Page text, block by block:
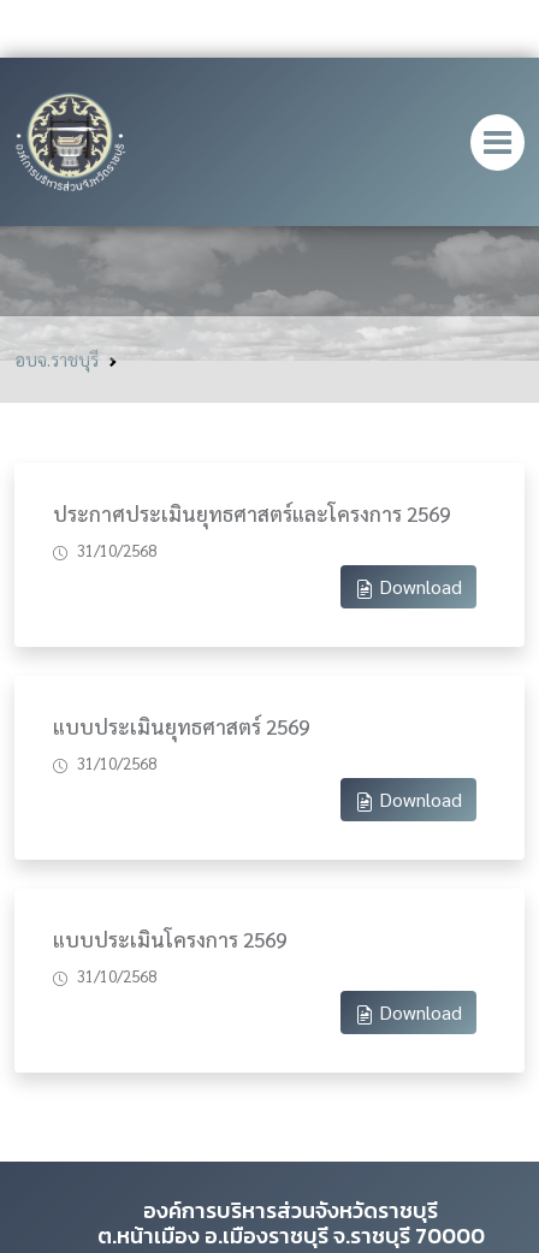
อบจ.ราชบุรี
ประกาศประเมินยุทธศาสตร์และโครงการ 2569
31/10/2568
Download
แบบประเมินยุทธศาสตร์ 2569
31/10/2568
Download
แบบประเมินโครงการ 2569
31/10/2568
Download
องค์การบริหารส่วนจังหวัดราชบุรี
ต.หน้าเมือง อ.เมืองราชบุรี จ.ราชบุรี 70000